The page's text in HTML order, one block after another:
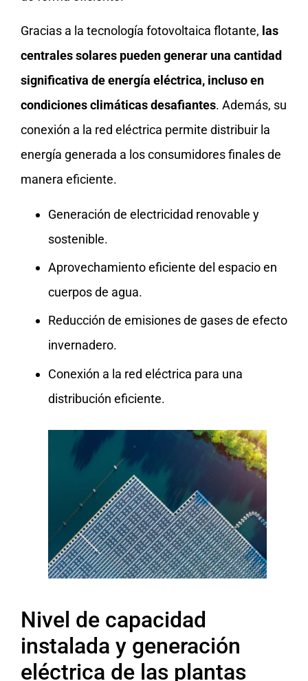
Gracias a la tecnología fotovoltaica flotante, las
centrales solares pueden generar una cantidad
significativa de energía eléctrica, incluso en
condiciones climáticas desafiantes. Además, su
conexión a la red eléctrica permite distribuir la
energía generada a los consumidores finales de
manera eficiente.
Generación de electricidad renovable y
sostenible.
Aprovechamiento eficiente del espacio en
cuerpos de agua.
Reducción de emisiones de gases de efecto
invernadero.
Conexión a la red eléctrica para una
distribución eficiente.
Nivel de capacidad
instalada y generación
eléctrica de las plantas